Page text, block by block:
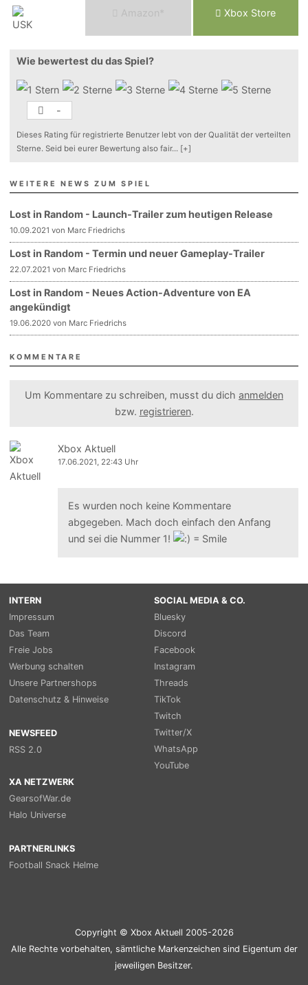
Ama o n* Xbox Store
Wie bewertest du das Spiel?
-
Dieses Rating für registrierte Benutzer lebt von der Qualität der verteilten
Sterne. Seid bei eurer Bewertung also fair... [+]
WEITERE NEWS ZUM SPIEL
Lost in Random - Launch-Trailer zum heutigen Release
10.09.2021 von Marc Friedrichs
Lost in Random - Termin und neuer Gameplay-Trailer
22.07.2021 von Marc Friedrichs
Lost in Random - Neues Action-Adventure von EA
angekündigt
19.06.2020 von Marc Friedrichs
KOMMENTARE
Um Kommentare zu schreiben, musst du dich anmelden
bzw. registrieren.
Xbox Aktuell
17.06.2021, 22:43 Uhr
Es wurden noch keine Kommentare
abgegeben. Mach doch einfach den Anfang
und sei die Nummer 1!
INTERN
Impressum
Das Team
Freie Jobs
Werbung schalten
Unsere Partnershops
Datenschutz & Hinweise
NEWSFEED
RSS 2.0
SOCIAL MEDIA & CO.
Bluesky
Discord
Facebook
Instagram
Threads
TikTok
Twitch
Twitter/X
WhatsApp
YouTube
XA NETZWERK
GearsofWar.de
Halo Universe
PARTNERLINKS
Football Snack Helme
Copyright © Xbox Aktuell 2005-2026
Alle Rechte vorbehalten, sämtliche Markenzeichen sind Eigentum der
jeweiligen Besitzer.